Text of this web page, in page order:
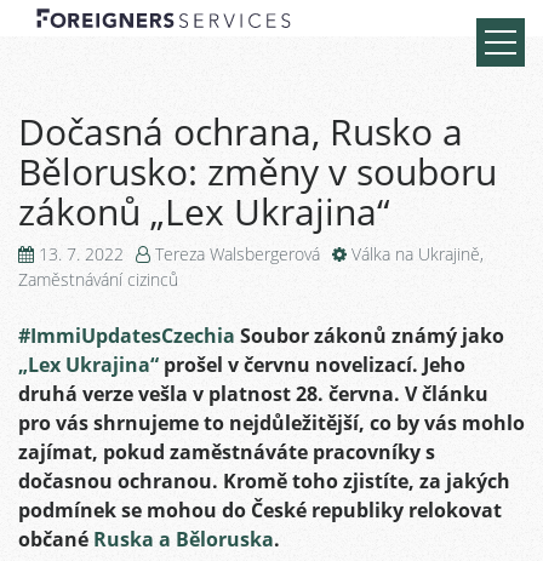
Dočasná ochrana, Rusko a
Bělorusko: změny v souboru
zákonů „Lex Ukrajina“
13. 7. 2022 Tereza Walsbergerová Válka na Ukrajině,
Zaměstnávání cizinců
#ImmiUpdatesCzechia Soubor zákonů známý jako
„Lex Ukrajina“ prošel v červnu novelizací. Jeho
druhá verze vešla v platnost 28. června. V článku
pro vás shrnujeme to nejdůležitější, co by vás mohlo
zajímat, pokud zaměstnáváte pracovníky s
dočasnou ochranou. Kromě toho zjistíte, za jakých
podmínek se mohou do České republiky relokovat
občané Ruska a Běloruska.